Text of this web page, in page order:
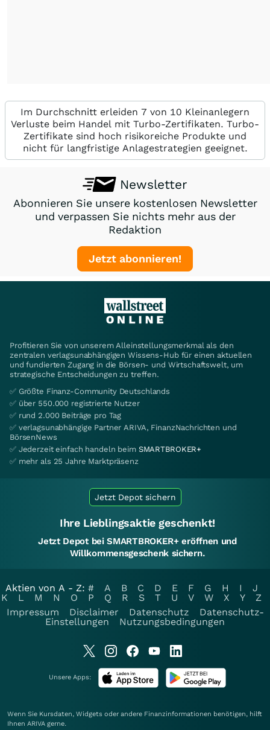
Im Durchschnitt erleiden 7 von 10 Kleinanlegern
Verluste beim Handel mit Turbo-Zertifikaten. Turbo-
Zertifikate sind hoch risikoreiche Produkte und
nicht für langfristige Anlagestrategien geeignet.
Newsletter
Abonnieren Sie unsere kostenlosen Newsletter
und verpassen Sie nichts mehr aus der
Redaktion
Jetzt abonnieren!
Profitieren Sie von unserem Alleinstellungsmerkmal als den
zentralen verlagsunabhängigen Wissens-Hub für einen aktuellen
und fundierten Zugang in die Börsen- und Wirtschaftswelt, um
strategische Entscheidungen zu treffen.
✅ Größte Finanz-Community Deutschlands
✅ über 550.000 registrierte Nutzer
✅ rund 2.000 Beiträge pro Tag
✅ verlagsunabhängige Partner ARIVA, FinanzNachrichten und
BörsenNews
✅ Jederzeit einfach handeln beim SMARTBROKER+
✅ mehr als 25 Jahre Marktpräsenz
Jetzt Depot sichern
Ihre Lieblingsaktie geschenkt!
Jetzt Depot bei SMARTBROKER+ eröffnen und
Willkommensgeschenk sichern.
Aktien von A - Z: # A B C D E F G H I
J
K
L M N O P Q R S T U V W X Y
Z
Impressum
Disclaimer Datenschutz
Datenschutz-
Einstellungen
Nutzungsbedingungen
Unsere Apps:
Wenn Sie Kursdaten, Widgets oder andere Finanzinformationen benötigen, hilft
Ihnen ARIVA gerne.